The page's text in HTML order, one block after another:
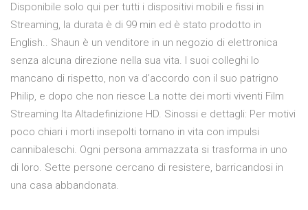
Disponibile solo qui per tutti i dispositivi mobili e fissi in
Streaming, la durata è di 99 min ed è stato prodotto in
English.. Shaun è un venditore in un negozio di elettronica
senza alcuna direzione nella sua vita. I suoi colleghi lo
mancano di rispetto, non va d’accordo con il suo patrigno
Philip, e dopo che non riesce La notte dei morti viventi Film
Streaming Ita Altadefinizione HD. Sinossi e dettagli: Per motivi
poco chiari i morti insepolti tornano in vita con impulsi
cannibaleschi. Ogni persona ammazzata si trasforma in uno
di loro. Sette persone cercano di resistere, barricandosi in
una casa abbandonata.